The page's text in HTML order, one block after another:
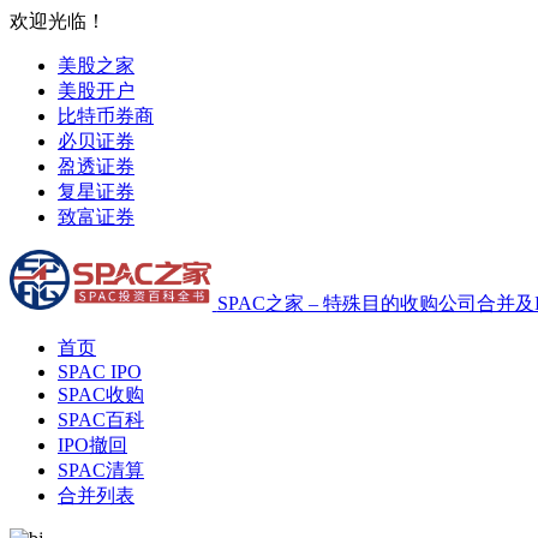
欢迎光临！
美股之家
美股开户
比特币券商
必贝证券
盈透证券
复星证券
致富证券
SPAC之家 – 特殊目的收购公司合并
首页
SPAC IPO
SPAC收购
SPAC百科
IPO撤回
SPAC清算
合并列表